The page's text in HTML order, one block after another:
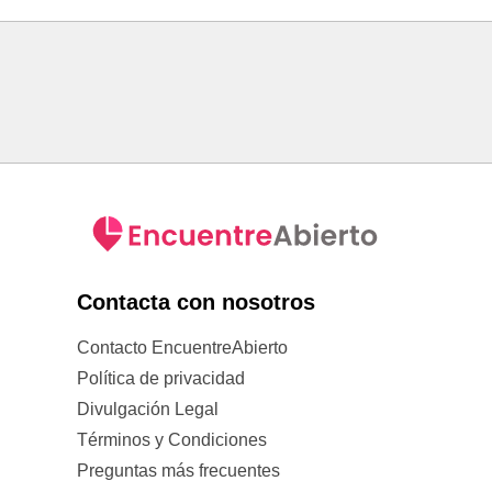
Contacta con nosotros
Contacto EncuentreAbierto
Política de privacidad
Divulgación Legal
Términos y Condiciones
Preguntas más frecuentes